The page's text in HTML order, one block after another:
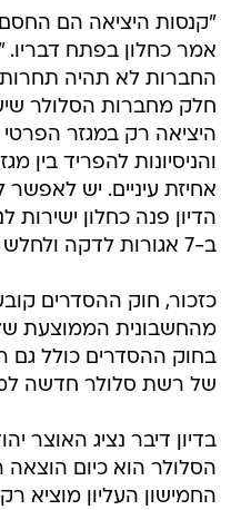
במשק וכובלים אנשים"
בדקות אלה נערך
סביב הרפורמות בשוק
ההסדרים. יו"ר הוועדה
אקוניס. השר משה
מבקשים את תמיכת
הרפורמות.
"קנסות היציאה הם
אמר כחלון בפתח דבריו.
החברות לא תהיה
חלק מחברות הסלולר
היציאה רק במגזר הפרטי
אחיזת עיניים. יש
הדיון פנה כחלון
ב-7 אגורות לדקה ולחלש אתם מוכרים בשקל לדקה".